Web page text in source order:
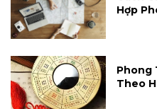
Hợp
Phong
Theo